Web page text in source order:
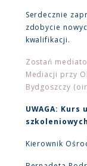
Serdecznie
zdobycie
kwalifikacji.
Zostań
Mediacji przy
Bydgoszczy
UWAGA:
szkoleniowych
Kierownik